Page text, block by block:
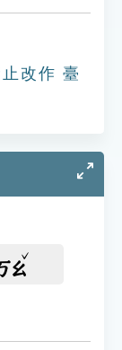
改作 臺
ㄠ